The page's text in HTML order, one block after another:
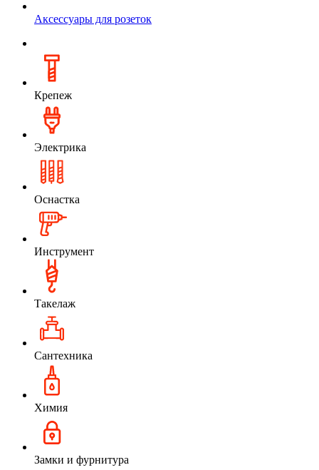
Аксессуары для розеток
Крепеж
Электрика
Оснастка
Инструмент
Такелаж
Сантехника
Химия
Замки и фурнитура